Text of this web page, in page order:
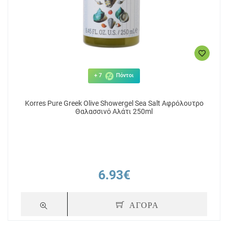
+ 7 Πόντοι
Korres Pure Greek Olive Showergel Sea Salt Αφρόλουτρο
Θαλασσινό Αλάτι 250ml
6.93€
ΑΓΟΡΑ